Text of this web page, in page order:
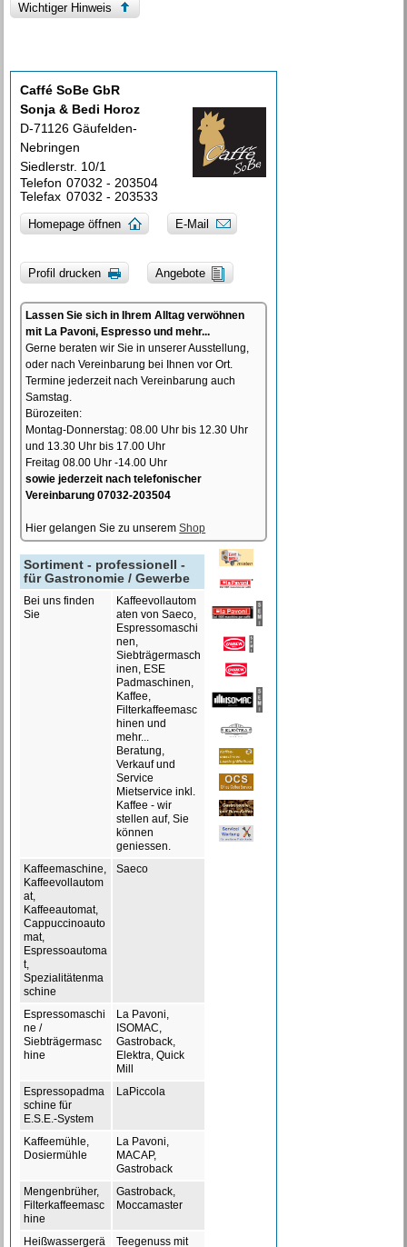
Wichtiger Hinweis
Caffé SoBe GbR
Sonja & Bedi Horoz
D-71126 Gäufelden-
Nebringen
Siedlerstr. 10/1
Telefon 07032 - 203504
Telefax 07032 - 203533
Homepage öffnen E-Mail
Profil drucken Angebote
Lassen Sie sich in Ihrem Alltag verwöhnen
mit La Pavoni, Espresso und mehr...
Gerne beraten wir Sie in unserer Ausstellung,
oder nach Vereinbarung bei Ihnen vor Ort.
Termine jederzeit nach Vereinbarung auch
Samstag.
Bürozeiten:
Montag-Donnerstag: 08.00 Uhr bis 12.30 Uhr
und 13.30 Uhr bis 17.00 Uhr
Freitag 08.00 Uhr -14.00 Uhr
sowie jederzeit nach telefonischer
Vereinbarung 07032-203504
Hier gelangen Sie zu unseremShop
Sortiment - professionell -
für Gastronomie / Gewerbe
Bei uns finden
Sie
Kaffeevollautom
aten von Saeco,
Espressomaschi
nen,
Siebträgermasch
inen, ESE
Padmaschinen,
Kaffee,
Filterkaffeemasc
hinen und
mehr...
Beratung,
Verkauf und
Service
Mietservice inkl.
Kaffee - wir
stellen auf, Sie
können
geniessen.
Kaffeemaschine,
Kaffeevollautom
at,
Kaffeeautomat,
Cappuccinoauto
mat,
Espressoautoma
t,
Spezialitätenma
schine
Saeco
Espressomaschi
ne /
Siebträgermasc
hine
La Pavoni,
ISOMAC,
Gastroback,
Elektra, Quick
Mill
Espressopadma
schine für
E.S.E.-System
LaPiccola
Kaffeemühle,
Dosiermühle
La Pavoni,
MACAP,
Gastroback
Mengenbrüher,
Filterkaffeemasc
hine
Gastroback,
Moccamaster
Heißwassergerä
Teegenuss mit